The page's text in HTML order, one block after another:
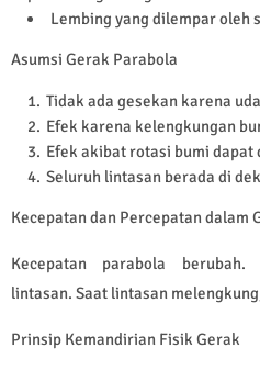
Lembing yang dilempar oleh
Asumsi Gerak Parabola
Tidak ada gesekan karena
Efek karena kelengkungan
Efek akibat rotasi bumi dapat
Seluruh lintasan berada di
Kecepatan dan Percepatan dalam
Kecepatan parabola
lintasan. Saat lintasan
Prinsip Kemandirian Fisik Gerak